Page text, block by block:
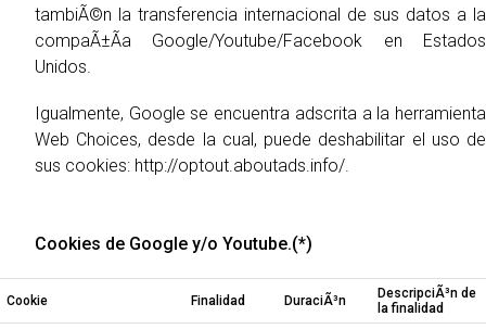
tambiÃ©n la transferencia internacional de sus datos a la
compaÃ±Ã­a Google/Youtube/Facebook en Estados
Unidos.
Igualmente, Google se encuentra adscrita a la herramienta
Web Choices, desde la cual, puede deshabilitar el uso de
sus cookies: http://optout.aboutads.info/.
Cookies de Google y/o Youtube.(*)
Cookie Finalidad DuraciÃ³n
DescripciÃ³n de
la finalidad